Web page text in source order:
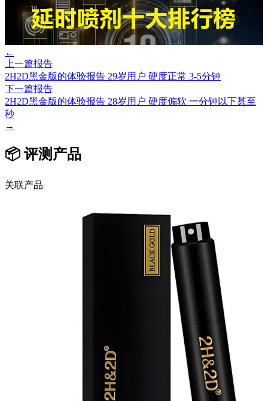
←
上一篇报告
2H2D黑金版的体验报告 29岁用户 硬度正常 3-5分钟
下一篇报告
2H2D黑金版的体验报告 28岁用户 硬度偏软 一分钟以下甚至
秒
→
📦 评测产品
关联产品